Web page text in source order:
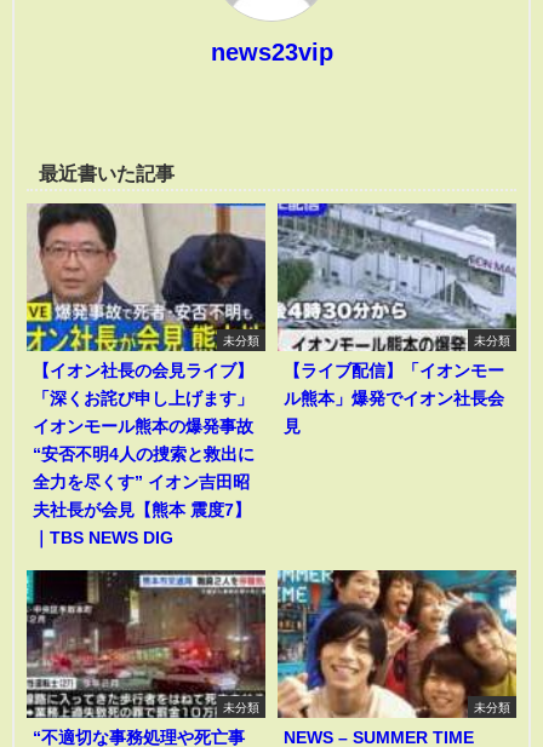
news23vip
最近書いた記事
未分類
【イオン社長の会見ライブ】
「深くお詫び申し上げます」
イオンモール熊本の爆発事故
“安否不明4人の捜索と救出に
全力を尽くす” イオン吉田昭
夫社長が会見【熊本 震度7】
｜TBS NEWS DIG
未分類
【ライブ配信】「イオンモー
ル熊本」爆発でイオン社長会
見
未分類
“不適切な事務処理や死亡事
未分類
NEWS – SUMMER TIME